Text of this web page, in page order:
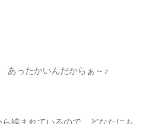
あったかいんだからぁ～♪